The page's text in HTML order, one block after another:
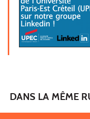
DANS LA MÊME